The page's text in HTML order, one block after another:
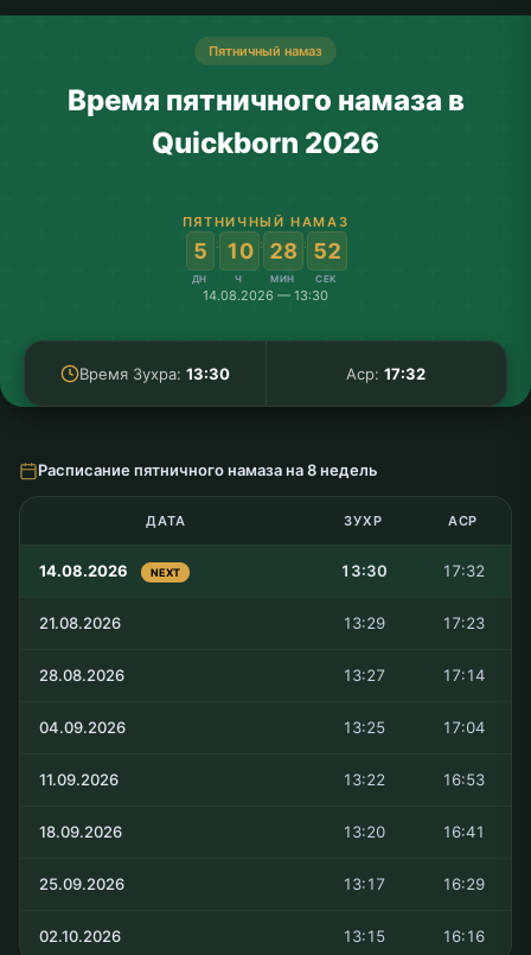
Пятничный намаз
Время пятничного намаза в
Quickborn 2026
ПЯТНИЧНЫЙ НАМАЗ
5
ДН
: 10
Ч
: 28
МИН
: 52
СЕК
14.08.2026 — 13:30
Время Зухра: 13:30 Аср:17:32
Расписание пятничного намаза на 8 недель
ДАТА ЗУХР АСР
14.08.2026 NEXT 13:30 17:32
21.08.2026 13:29 17:23
28.08.2026 13:27 17:14
04.09.2026 13:25 17:04
11.09.2026 13:22 16:53
18.09.2026 13:20 16:41
25.09.2026 13:17 16:29
02.10.2026 13:15 16:16